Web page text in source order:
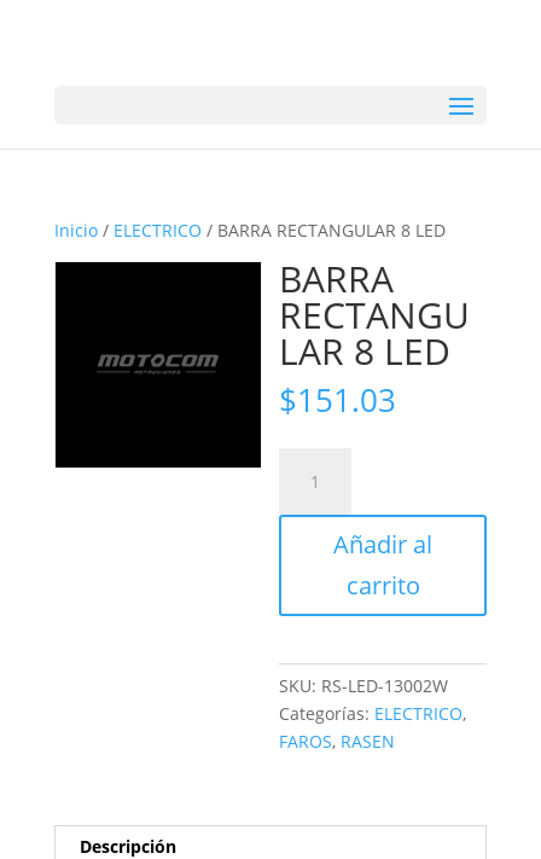
Inicio/ ELECTRICO / BARRA RECTANGULAR 8 LED
BARRA
RECTANGU
LAR 8 LED
$151.03
RECTANGULAR
8
Añadir al
carrito
SKU: RS-LED-13002W
Categorías: ELECTRICO,
FAROS, RASEN
Descripción